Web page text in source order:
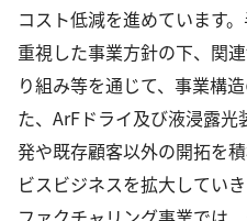
コスト低減を進めています
重視した事業方針の下、関
り組み等を通じて、事業構
た、ArFドライ及び液浸露
発や既存顧客以外の開拓を
ビスビジネスを拡大してい